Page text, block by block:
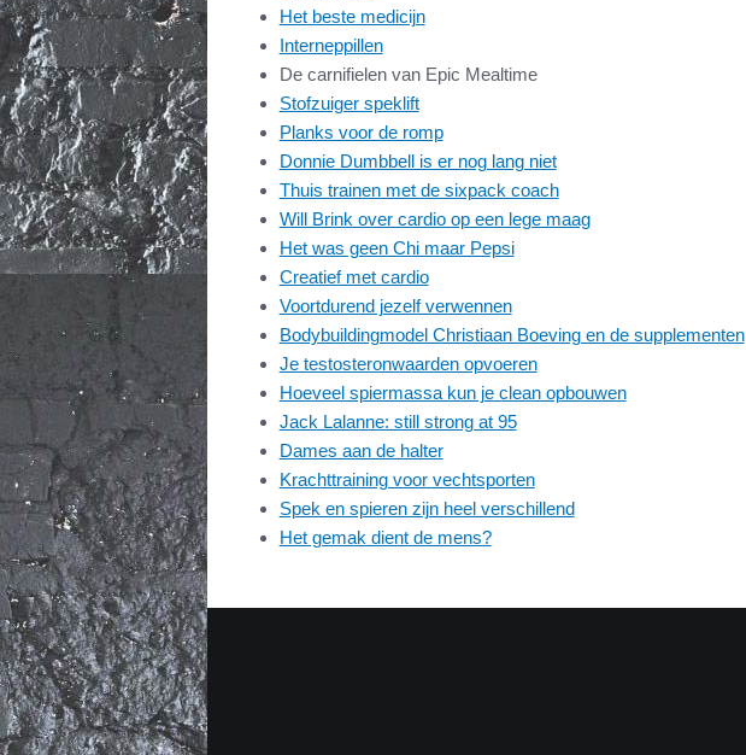
Het beste medicijn
Interneppillen
De carnifielen van Epic Mealtime
Stofzuiger speklift
Planks voor de romp
Donnie Dumbbell is er nog lang niet
Thuis trainen met de sixpack coach
Will Brink over cardio op een lege maag
Het was geen Chi maar Pepsi
Creatief met cardio
Voortdurend jezelf verwennen
Bodybuildingmodel Christiaan Boeving en de supplementen
Je testosteronwaarden opvoeren
Hoeveel spiermassa kun je clean opbouwen
Jack Lalanne: still strong at 95
Dames aan de halter
Krachttraining voor vechtsporten
Spek en spieren zijn heel verschillend
Het gemak dient de mens?